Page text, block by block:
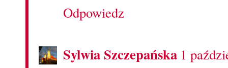
Odpowiedz
Sylwia Szczepańska 1